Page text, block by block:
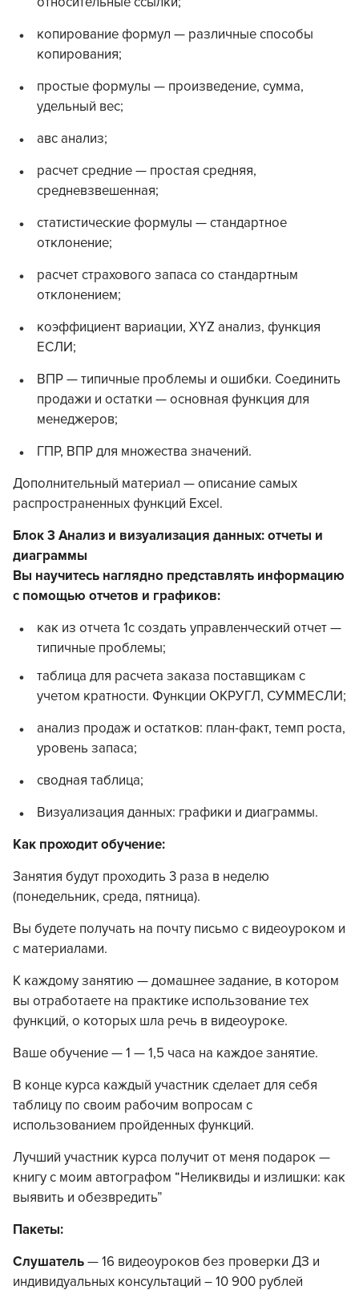
копирование формул — различные способы
копирования;
простые формулы — произведение, сумма,
удельный вес;
авс анализ;
расчет средние — простая средняя,
средневзвешенная;
статистические формулы — стандартное
отклонение;
расчет страхового запаса со стандартным
отклонением;
коэффициент вариации, XYZ анализ, функция
ЕСЛИ;
ВПР — типичные проблемы и ошибки. Соединить
продажи и остатки — основная функция для
менеджеров;
ГПР, ВПР для множества значений.
Дополнительный материал — описание самых
распространенных функций Excel.
Блок 3 Анализ и визуализация данных: отчеты и
диаграммы
Вы научитесь наглядно представлять информацию
с помощью отчетов и графиков:
как из отчета 1с создать управленческий отчет —
типичные проблемы;
таблица для расчета заказа поставщикам с
учетом кратности. Функции ОКРУГЛ, СУММЕСЛИ;
анализ продаж и остатков: план-факт, темп роста,
уровень запаса;
сводная таблица;
Визуализация данных: графики и диаграммы.
Как проходит обучение:
Занятия будут проходить 3 раза в неделю
(понедельник, среда, пятница).
Вы будете получать на почту письмо с видеоуроком и
с материалами.
К каждому занятию — домашнее задание, в котором
вы отработаете на практике использование тех
функций, о которых шла речь в видеоуроке.
Ваше обучение — 1 — 1,5 часа на каждое занятие.
В конце курса каждый участник сделает для себя
таблицу по своим рабочим вопросам с
использованием пройденных функций.
Лучший участник курса получит от меня подарок —
книгу с моим автографом “Неликвиды и излишки: как
выявить и обезвредить”
Пакеты:
Слушатель — 16 видеоуроков без проверки ДЗ и
индивидуальных консультаций – 10 900 рублей